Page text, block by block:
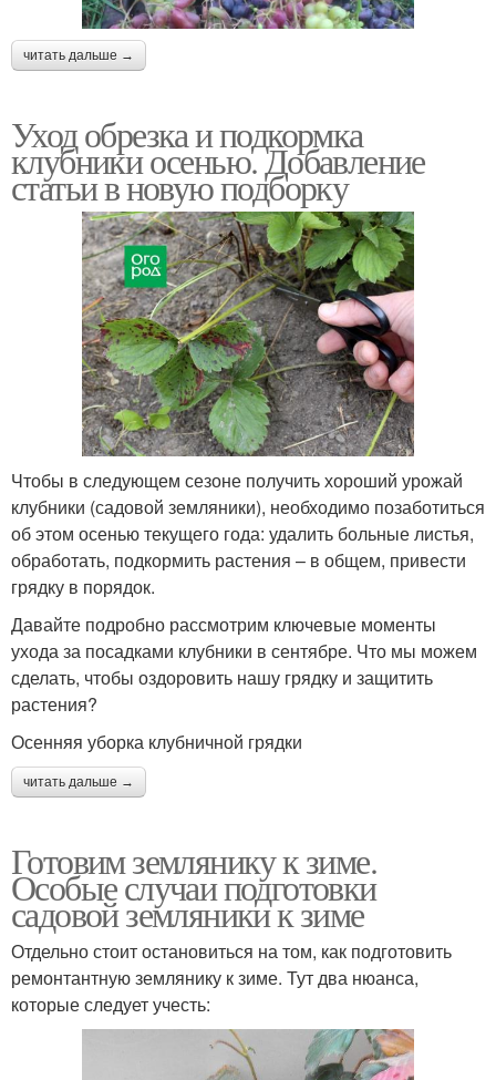
читать дальше →
Уход обрезка и подкормка
клубники осенью. Добавление
статьи в новую подборку
Чтобы в следующем сезоне получить хороший урожай
клубники (садовой земляники), необходимо позаботиться
об этом осенью текущего года: удалить больные листья,
обработать, подкормить растения – в общем, привести
грядку в порядок.
Давайте подробно рассмотрим ключевые моменты
ухода за посадками клубники в сентябре. Что мы можем
сделать, чтобы оздоровить нашу грядку и защитить
растения?
Осенняя уборка клубничной грядки
читать дальше →
Готовим землянику к зиме.
Особые случаи подготовки
садовой земляники к зиме
Отдельно стоит остановиться на том, как подготовить
ремонтантную землянику к зиме. Тут два нюанса,
которые следует учесть: